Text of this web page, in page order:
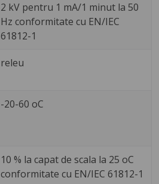
2 kV pentru 1 mA/1 minut la 50
Hz conformitate cu EN/IEC
61812-1
releu
-20-60 oC
10 % la capat de scala la 25 oC
conformitate cu EN/IEC 61812-1